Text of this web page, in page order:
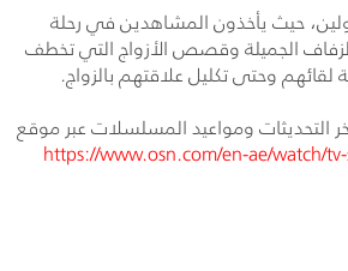
حيث يأخذون المشاهدين في رحلة
الجميلة وقصص الأزواج التي تخطف
لقائهم وحتى تكليل علاقتهم بالزواج.
التحديثات ومواعيد المسلسلات عبر موقع
https://www.osn.com/en-ae/watch/